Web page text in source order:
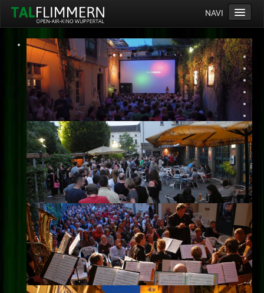
NAVI
Home
Programm
Service
Ticketinfos
Ort
Anreise
Wetter
Kinogutschein
Konzept
Archiv
Kontakt
Impressum
Datenschutz